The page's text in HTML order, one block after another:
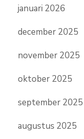
januari 2026
december 2025
november 2025
oktober 2025
september 2025
augustus 2025